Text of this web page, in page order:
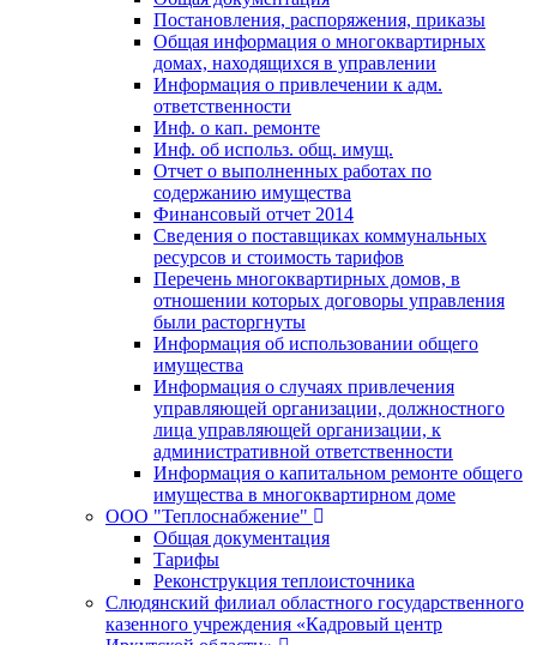
Постановления, распоряжения, приказы
Общая информация о многоквартирных
домах, находящихся в управлении
Информация о привлечении к адм.
ответственности
Инф. о кап. ремонте
Инф. об использ. общ. имущ.
Отчет о выполненных работах по
содержанию имущества
Финансовый отчет 2014
Сведения о поставщиках коммунальных
ресурсов и стоимость тарифов
Перечень многоквартирных домов, в
отношении которых договоры управления
были расторгнуты
Информация об использовании общего
имущества
Информация о случаях привлечения
управляющей организации, должностного
лица управляющей организации, к
административной ответственности
Информация о капитальном ремонте общего
имущества в многоквартирном доме
ООО "Теплоснабжение"
Общая документация
Тарифы
Реконструкция теплоисточника
Слюдянский филиал областного государственного
казенного учреждения «Кадровый центр